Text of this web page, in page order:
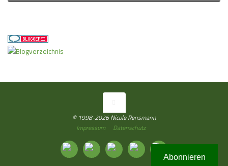
© 1998-2026 Nicole Rensmann
Impressum
Datenschutz
Abonnieren